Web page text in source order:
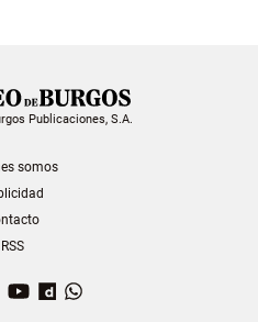
Publicaciones, S.A.
somos
RSS
Instagram
YouTubeDailymotion